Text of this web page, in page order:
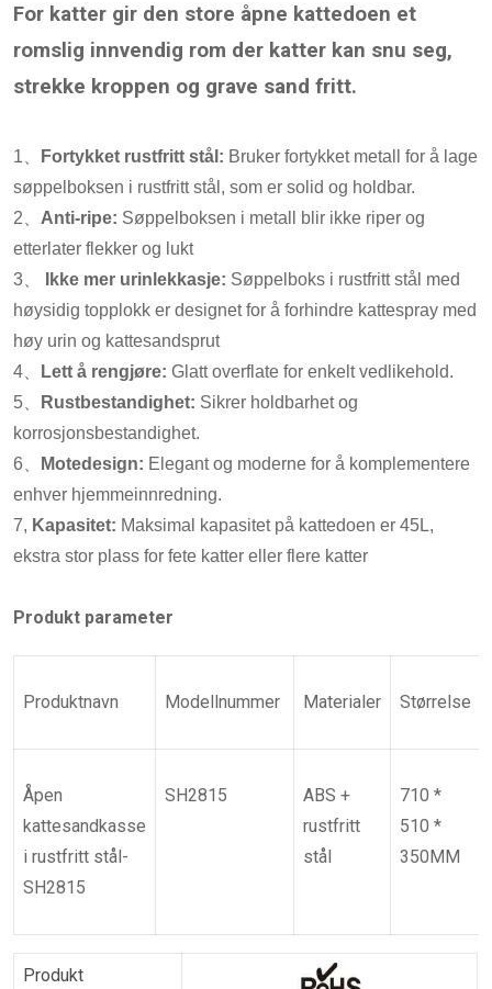
For katter gir den store åpne kattedoen et
romslig innvendig rom der katter kan snu seg,
strekke kroppen og grave sand fritt.
1、 Fortykket rustfritt stål: Bruker fortykket metall for å lage
søppelboksen i rustfritt stål, som er solid og holdbar.
2、 Anti-ripe: Søppelboksen i metall blir ikke riper og
etterlater flekker og lukt
3、
Ikke mer urinlekkasje: Søppelboks i rustfritt stål med
høysidig topplokk er designet for å forhindre kattespray med
høy urin og kattesandsprut
4、
Lett å rengjøre: Glatt overflate for enkelt vedlikehold.
5、
Rustbestandighet: Sikrer holdbarhet og
korrosjonsbestandighet.
6、
Motedesign: Elegant og moderne for å komplementere
enhver hjemmeinnredning.
7, Kapasitet: Maksimal kapasitet på kattedoen er 45L,
ekstra stor plass for fete katter eller flere katter
Produkt parameter
Produktnavn Modellnummer Materialer Størrelse
Åpen
kattesandkasse
i rustfritt stål-
SH2815
SH2815
ABS +
rustfritt
stål
710 *
510 *
350MM
Produkt